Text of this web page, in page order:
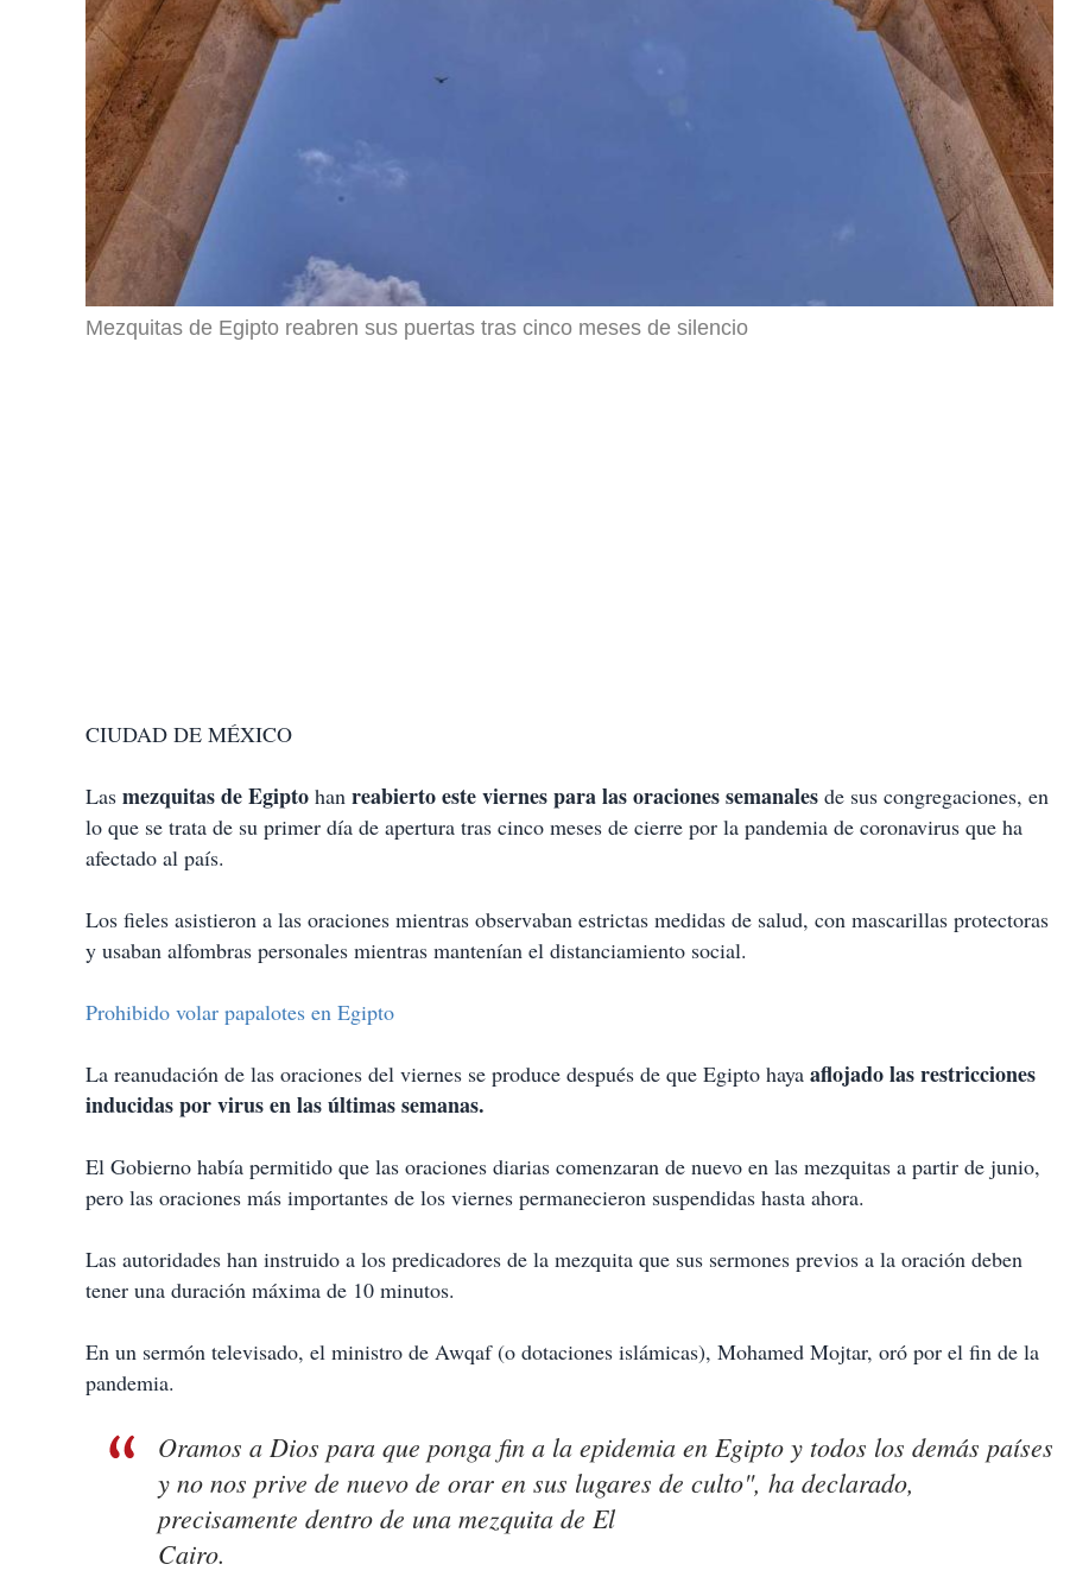
Mezquitas de Egipto reabren sus puertas tras cinco meses de silencio
CIUDAD DE MÉXICO
Las mezquitas de Egipto han reabierto este viernes para las oraciones semanales de sus congregaciones, en
lo que se trata de su primer día de apertura tras cinco meses de cierre por la pandemia de coronavirus que ha
afectado al país.
Los fieles asistieron a las oraciones mientras observaban estrictas medidas de salud, con mascarillas protectoras
y usaban alfombras personales mientras mantenían el distanciamiento social.
Prohibido volar papalotes en Egipto
La reanudación de las oraciones del viernes se produce después de que Egipto haya aflojado las restricciones
inducidas por virus en las últimas semanas.
El Gobierno había permitido que las oraciones diarias comenzaran de nuevo en las mezquitas a partir de junio,
pero las oraciones más importantes de los viernes permanecieron suspendidas hasta ahora.
Las autoridades han instruido a los predicadores de la mezquita que sus sermones previos a la oración deben
tener una duración máxima de 10 minutos.
En un sermón televisado, el ministro de Awqaf (o dotaciones islámicas), Mohamed Mojtar, oró por el fin de la
pandemia.
Oramos a Dios para que ponga fin a la epidemia en Egipto y todos los demás países
y no nos prive de nuevo de orar en sus lugares de culto", ha declarado,
precisamente dentro de una mezquita de El
Cairo.